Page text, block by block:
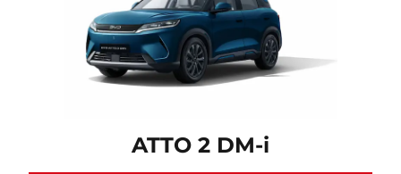
ATTO 2 DM-i